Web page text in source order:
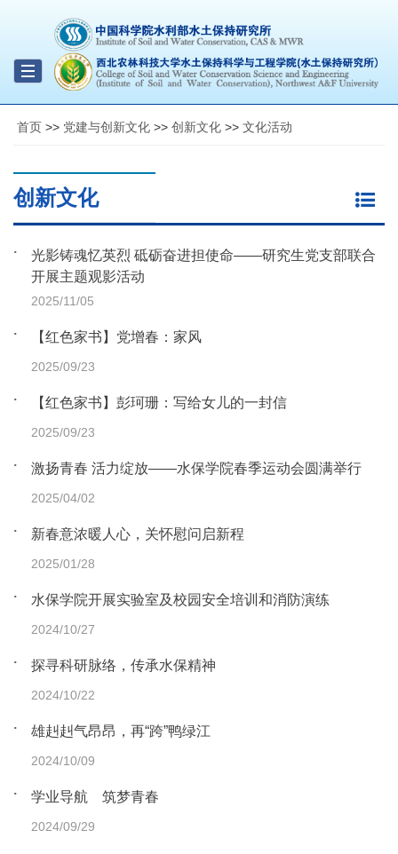
Toggle
navigation
首页 >> 党建与创新文化 >> 创新文化 >> 文化活动
创新文化
光影铸魂忆英烈 砥砺奋进担使命——研究生党支部联合
开展主题观影活动
2025/11/05
【红色家书】党增春：家风
2025/09/23
【红色家书】彭珂珊：写给女儿的一封信
2025/09/23
激扬青春 活力绽放——水保学院春季运动会圆满举行
2025/04/02
新春意浓暖人心，关怀慰问启新程
2025/01/28
水保学院开展实验室及校园安全培训和消防演练
2024/10/27
探寻科研脉络，传承水保精神
2024/10/22
雄赳赳气昂昂，再“跨”鸭绿江
2024/10/09
学业导航 筑梦青春
2024/09/29